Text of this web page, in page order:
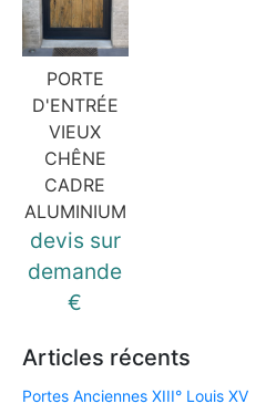
PORTE
D'ENTRÉE
VIEUX
CHÊNE
CADRE
ALUMINIUM
devis sur
demande
€
Articles récents
Portes Anciennes XIII° Louis XV